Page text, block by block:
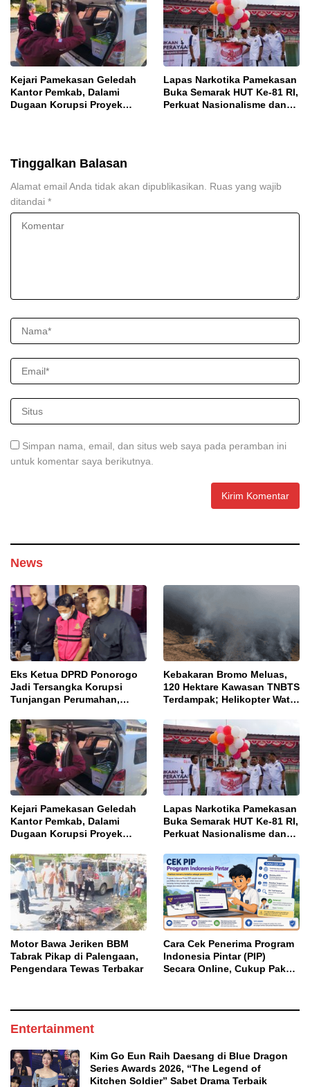
Kejari Pamekasan Geledah
Kantor Pemkab, Dalami
Dugaan Korupsi Proyek
Lapas Narkotika Pamekasan
Buka Semarak HUT Ke-81 RI,
Perkuat Nasionalisme dan
Tinggalkan Balasan
Alamat email Anda tidak akan dipublikasikan.
Ruas yang wajib
ditandai *
Simpan nama, email, dan situs web saya pada peramban ini
untuk komentar saya berikutnya.
News
Eks Ketua DPRD Ponorogo
Jadi Tersangka Korupsi
Tunjangan Perumahan,
Intervensi Kajian KJPP
Kebakaran Bromo Meluas,
120 Hektare Kawasan TNBTS
Terdampak; Helikopter Water
Kejari Pamekasan Geledah
Kantor Pemkab, Dalami
Dugaan Korupsi Proyek
Lapas Narkotika Pamekasan
Buka Semarak HUT Ke-81 RI,
Perkuat Nasionalisme dan
Motor Bawa Jeriken BBM
Tabrak Pikap di Palengaan,
Pengendara Tewas Terbakar
Cara Cek Penerima Program
Indonesia Pintar (PIP)
Secara Online, Cukup Pakai
Entertainment
Kim Go Eun Raih Daesang di Blue Dragon
Series Awards 2026, “The Legend of
Kitchen Soldier” Sabet Drama Terbaik